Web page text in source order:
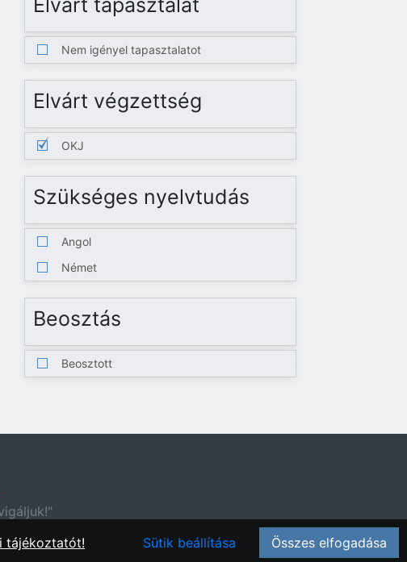
Elvárt tapasztalat
Nem igényel tapasztalatot
Elvárt végzettség
OKJ
Szükséges nyelvtudás
Angol
Német
Beosztás
Beosztott
tájékoztatót! Sütik beállítása Összes elfogadása